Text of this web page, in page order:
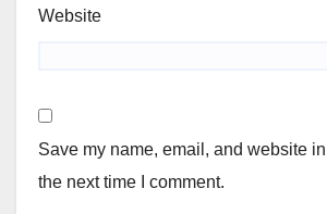
Website
Save my name, email, and website
the next time I comment.